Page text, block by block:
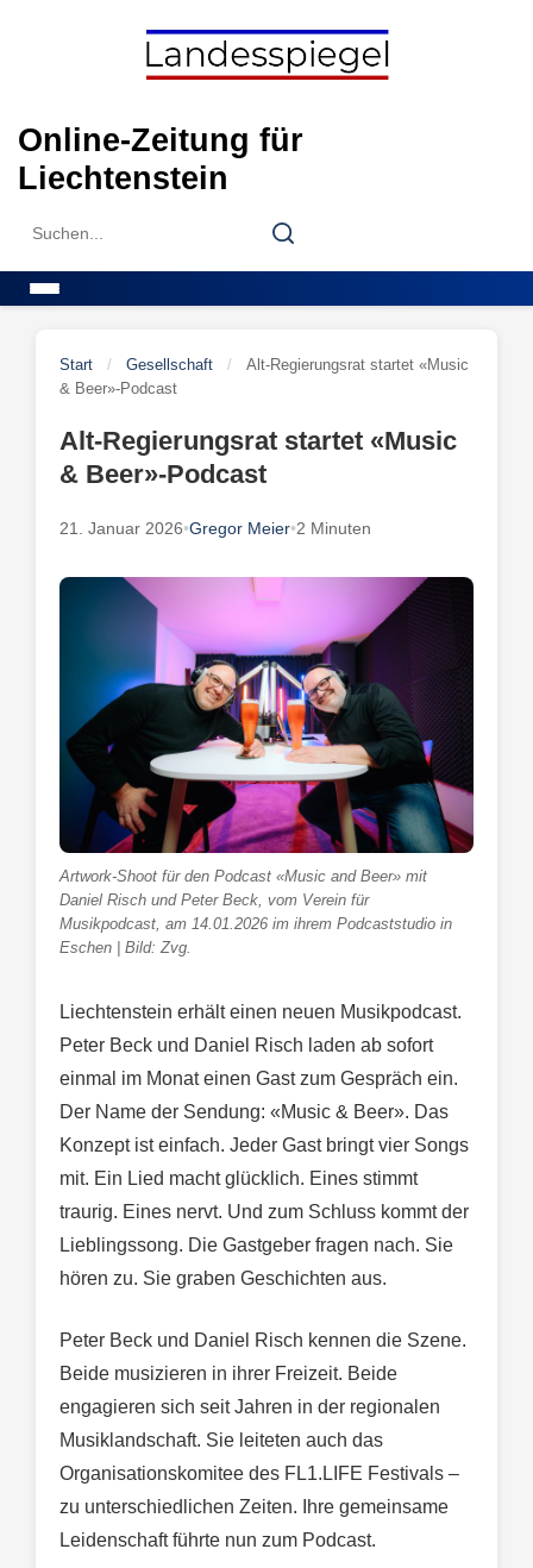
Online-Zeitung für
Liechtenstein
Search
Search
Start / Gesellschaft /
Alt-Regierungsrat startet «Music
& Beer»-Podcast
Alt-Regierungsrat startet «Music
& Beer»-Podcast
21. Januar 2026•Gregor Meier•2 Minuten
Artwork-Shoot für den Podcast «Music and Beer» mit
Daniel Risch und Peter Beck, vom Verein für
Musikpodcast, am 14.01.2026 im ihrem Podcaststudio in
Eschen | Bild: Zvg.
Liechtenstein erhält einen neuen Musikpodcast.
Peter Beck und Daniel Risch laden ab sofort
einmal im Monat einen Gast zum Gespräch ein.
Der Name der Sendung: «Music & Beer». Das
Konzept ist einfach. Jeder Gast bringt vier Songs
mit. Ein Lied macht glücklich. Eines stimmt
traurig. Eines nervt. Und zum Schluss kommt der
Lieblingssong. Die Gastgeber fragen nach. Sie
hören zu. Sie graben Geschichten aus.
Peter Beck und Daniel Risch kennen die Szene.
Beide musizieren in ihrer Freizeit. Beide
engagieren sich seit Jahren in der regionalen
Musiklandschaft. Sie leiteten auch das
Organisationskomitee des FL1.LIFE Festivals –
zu unterschiedlichen Zeiten. Ihre gemeinsame
Leidenschaft führte nun zum Podcast.